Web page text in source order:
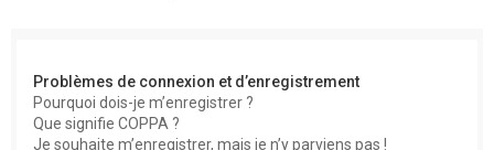
Problèmes de connexion et d’enregistrement
Pourquoi dois-je m’enregistrer ?
Que signifie COPPA ?
Je souhaite m’enregistrer, mais je n’y parviens pas !